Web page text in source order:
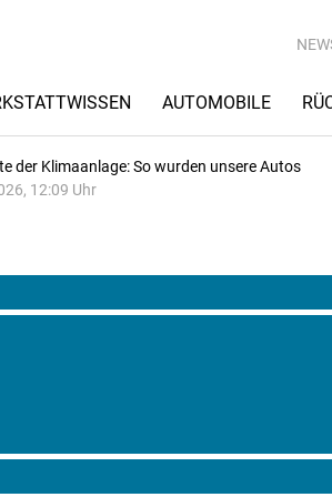
AUTOMOBILE
der Klimaanlage: So wurden unsere Autos
12:09 Uhr